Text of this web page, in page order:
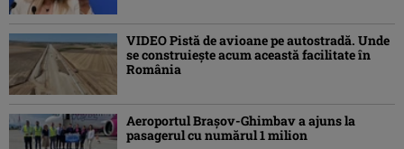
VIDEO Pistă de avioane pe autostradă. Unde
se construiește acum această facilitate în
România
Aeroportul Brașov-Ghimbav a ajuns la
pasagerul cu numărul 1 milion